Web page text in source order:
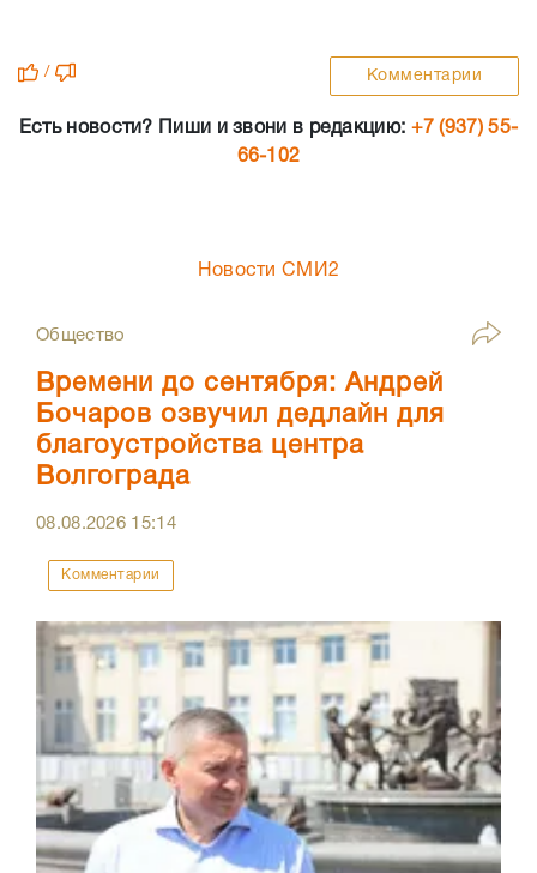
/ Комментарии
Есть новости? Пиши и звони в редакцию: +7 (937) 55-
66-102
Новости СМИ2
Общество
Времени до сентября: Андрей
Бочаров озвучил дедлайн для
благоустройства центра
Волгограда
08.08.2026 15:14
Комментарии